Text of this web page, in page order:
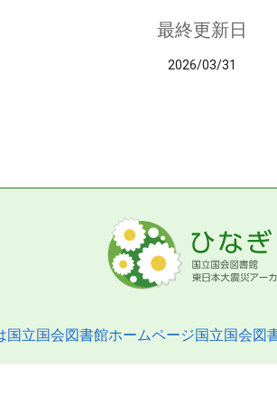
最終更新日
2026/03/31
国立国会図書館ホームページ国立国会図